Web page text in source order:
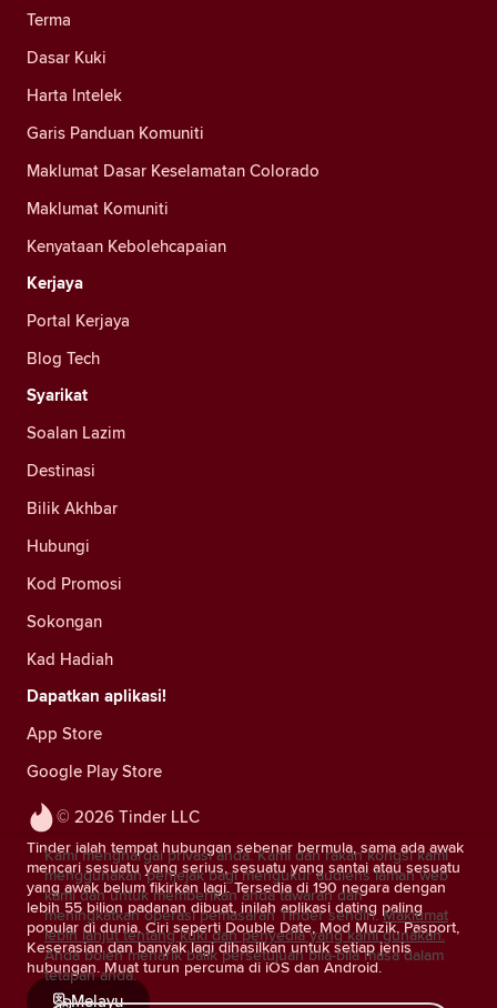
© 2026 Tinder LLC
Tinder ialah tempat hubungan sebenar bermula, sama ada awak
mencari sesuatu yang serius, sesuatu yang santai atau sesuatu
yang awak belum fikirkan lagi. Tersedia di 190 negara dengan
lebih 55 bilion padanan dibuat, inilah aplikasi dating paling
popular di dunia. Ciri seperti Double Date, Mod Muzik, Pasport,
Keserasian dan banyak lagi dihasilkan untuk setiap jenis
hubungan. Muat turun percuma di iOS dan Android.
Melayu
Terma
Dasar Kuki
Harta Intelek
Garis Panduan Komuniti
Maklumat Dasar Keselamatan Colorado
Maklumat Komuniti
Kenyataan Kebolehcapaian
Kerjaya
Portal Kerjaya
Blog Tech
Syarikat
Soalan Lazim
Destinasi
Bilik Akhbar
Hubungi
Kod Promosi
Sokongan
Kad Hadiah
Dapatkan aplikasi!
App Store
Google Play Store
Kami menghargai privasi anda. Kami dan rakan kongsi kami
menggunakan penjejak bagi mengukur audiens laman web
kami dan untuk memberikan anda tawaran dan
meningkatkan operasi pemasaran Tinder sendiri. Maklumat
lebih lanjut tentang kuki dan penyedia yang kami gunakan.
Anda boleh menarik balik persetujuan bila-bila masa dalam
tetapan anda.